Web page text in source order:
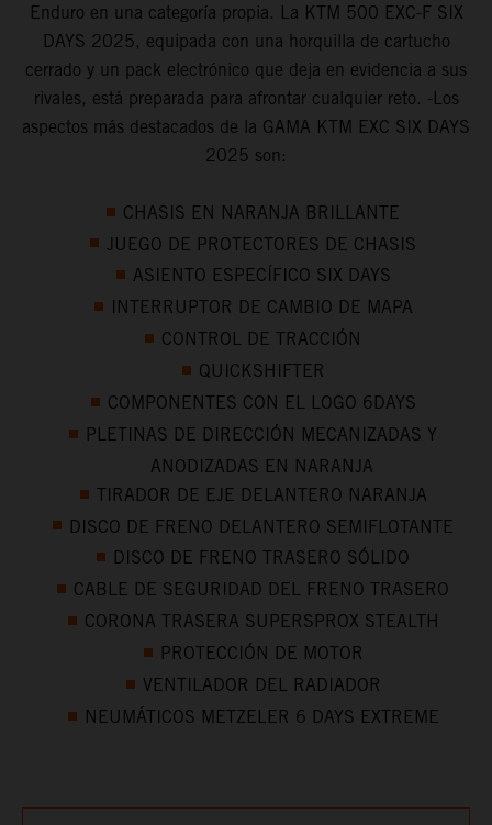
Enduro en una categoría propia. La KTM 500 EXC-F SIX
DAYS 2025, equipada con una horquilla de cartucho
cerrado y un pack electrónico que deja en evidencia a sus
rivales, está preparada para afrontar cualquier reto. -Los
aspectos más destacados de la GAMA KTM EXC SIX DAYS
2025 son:
CHASIS EN NARANJA BRILLANTE
JUEGO DE PROTECTORES DE CHASIS
ASIENTO ESPECÍFICO SIX DAYS
INTERRUPTOR DE CAMBIO DE MAPA
CONTROL DE TRACCIÓN
QUICKSHIFTER
COMPONENTES CON EL LOGO 6DAYS
PLETINAS DE DIRECCIÓN MECANIZADAS Y
ANODIZADAS EN NARANJA
TIRADOR DE EJE DELANTERO NARANJA
DISCO DE FRENO DELANTERO SEMIFLOTANTE
DISCO DE FRENO TRASERO SÓLIDO
CABLE DE SEGURIDAD DEL FRENO TRASERO
CORONA TRASERA SUPERSPROX STEALTH
PROTECCIÓN DE MOTOR
VENTILADOR DEL RADIADOR
NEUMÁTICOS METZELER 6 DAYS EXTREME